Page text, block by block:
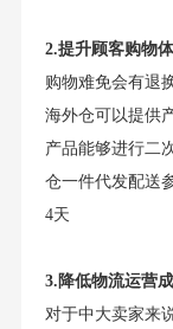
2.提升顾客购物
购物难免会有退
海外仓可以提供
产品能够进行二
仓一件代发配送
4天
3.降低物流运营
对于中大卖家来